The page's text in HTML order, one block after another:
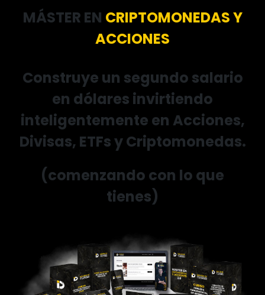
MÁSTER EN CRIPTOMONEDAS Y
ACCIONES
Construye un segundo salario
en dólares invirtiendo
inteligentemente en Acciones,
Divisas, ETFs y Criptomonedas.
(comenzando con lo que
tienes)